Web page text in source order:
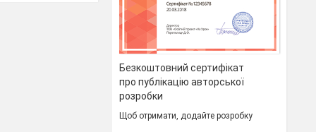
Безкоштовний сертифікат
про публікацію авторської
розробки
Щоб отримати, додайте розробку